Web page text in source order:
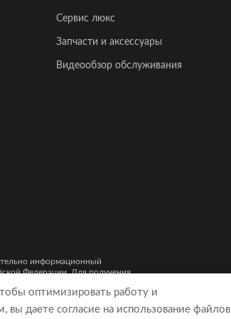
Сервис люкс
Запчасти и аксессуары
Видеообзор обслуживания
информационный
Федерации. Для получения
стоимости автомобилей,
оптимизировать работу и
даете согласие на использование файлов